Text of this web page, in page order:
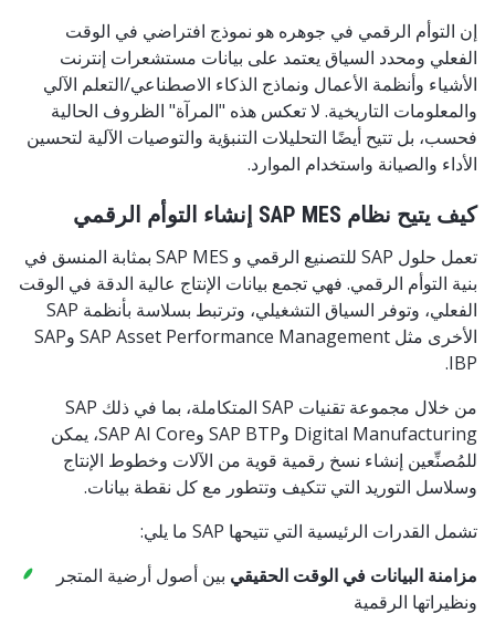
إن التوأم الرقمي في جوهره هو نموذج افتراضي في الوقت
الفعلي ومحدد السياق يعتمد على بيانات مستشعرات إنترنت
الأشياء وأنظمة الأعمال ونماذج الذكاء الاصطناعي/التعلم الآلي
والمعلومات التاريخية. لا تعكس هذه "المرآة" الظروف الحالية
فحسب، بل تتيح أيضًا التحليلات التنبؤية والتوصيات الآلية لتحسين
الأداء والصيانة واستخدام الموارد.
كيف يتيح نظام SAP MES إنشاء التوأم الرقمي
تعمل حلول SAP للتصنيع الرقمي و SAP MES بمثابة المنسق في
بنية التوأم الرقمي. فهي تجمع بيانات الإنتاج عالية الدقة في الوقت
الفعلي، وتوفر السياق التشغيلي، وترتبط بسلاسة بأنظمة SAP
الأخرى مثل SAP Asset Performance Management وSAP
IBP.
من خلال مجموعة تقنيات SAP المتكاملة، بما في ذلك SAP
Digital Manufacturing وSAP BTP وSAP AI Core، يمكن
للمُصنِّعين إنشاء نسخ رقمية قوية من الآلات وخطوط الإنتاج
وسلاسل التوريد التي تتكيف وتتطور مع كل نقطة بيانات.
تشمل القدرات الرئيسية التي تتيحها SAP ما يلي:
مزامنة البيانات في الوقت الحقيقي بين أصول أرضية المتجر
ونظيراتها الرقمية